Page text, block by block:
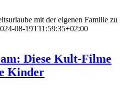
mit der eigenen Familie zu
08-19T11:59:35+02:00
Diese Kult-Filme
Kinder